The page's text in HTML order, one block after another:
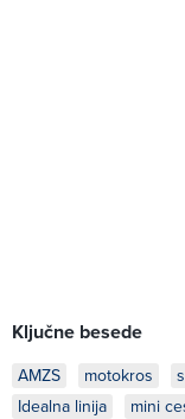
Ključne besede
AMZS motokros
Idealna linija
mini